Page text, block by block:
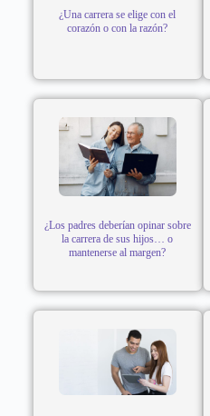
¿Una carrera se elige con el
corazón o con la razón?
¿Los padres deberían opinar sobre
la carrera de sus hijos… o
mantenerse al margen?